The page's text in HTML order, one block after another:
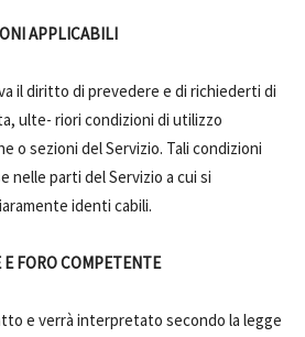
APPLICABILI
il diritto di prevedere e di richiederti di
ulte- riori condizioni di utilizzo
o sezioni del Servizio. Tali condizioni
nelle parti del Servizio a cui si
identi cabili.
FORO COMPETENTE
e verrà interpretato secondo la legge